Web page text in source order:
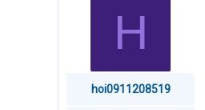
H
hoi0911208519